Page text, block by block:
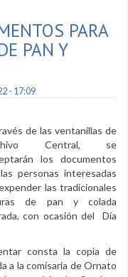
PARA
PAN Y
- 17:09
de las ventanillas de
Central, se
los documentos
personas interesadas
las tradicionales
de pan y colada
con ocasión del Día
consta la copia de
a la comisaria de Ornato